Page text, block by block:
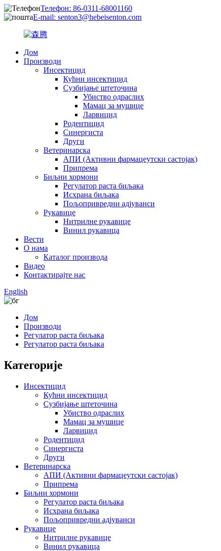
Телефон: 86-0311-68001160
E-mail: senton3@hebeisenton.com
Дом
Производи
Инсектицид
Кућни инсектицид
Сузбијање штеточина
Убиство одраслих
Мамац за мушице
Ларвицид
Родентицид
Синергиста
Други
Ветеринарска
АПИ (Активни фармацеутски састојак)
Припрема
Биљни хормони
Регулатор раста биљака
Исхрана биљака
Пољопривредни адјуванси
Рукавице
Нитрилне рукавице
Винил рукавица
Вести
О нама
Каталог производа
Видео
Контактирајте нас
English
Дом
Производи
Регулатор раста биљака
Регулатор раста биљака
Категорије
Инсектицид
Кућни инсектицид
Сузбијање штеточина
Убиство одраслих
Мамац за мушице
Ларвицид
Родентицид
Синергиста
Други
Ветеринарска
АПИ (Активни фармацеутски састојак)
Припрема
Биљни хормони
Регулатор раста биљака
Исхрана биљака
Пољопривредни адјуванси
Рукавице
Нитрилне рукавице
Винил рукавица